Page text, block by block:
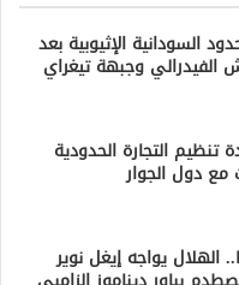
السودانية الإثيوبية بعد
الفيدرالي وجبهة تيغراي
تنظيم التجارة الحدودية
مع دول الجوار
الهلال يواجه إيغل نوير